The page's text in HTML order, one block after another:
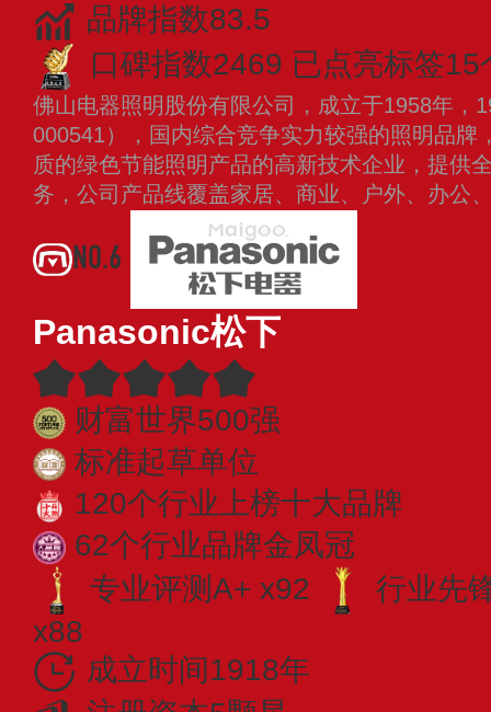
品牌指数83.5
口碑指数2469 已点亮标签15
佛山电器照明股份有限公司，成立于1958年，
000541），国内综合竞争实力较强的照明品牌
质的绿色节能照明产品的高新技术企业，提供
务，公司产品线覆盖家居、商业、户外、办公
NO.6
Panasonic松下
财富世界500强
标准起草单位
120个行业上榜十大品牌
62个行业品牌金凤冠
专业评测A+ x92
行业先
x88
成立时间1918年